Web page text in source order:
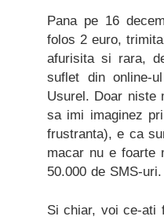
Pana pe 16
folos 2 euro,
afurisita si rara,
suflet din online-
Usurel. Doar niste
sa imi imaginez
frustranta), e ca
macar nu e foarte
50.000 de SMS-
Si chiar, voi ce-ati